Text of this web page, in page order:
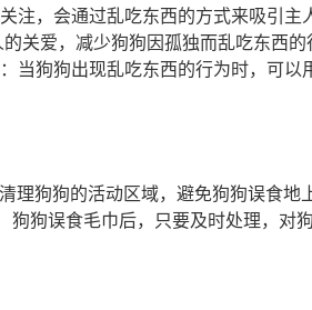
注，会通过乱吃东西的方式来吸引
关爱，减少狗狗因孤独而乱吃东西的
狗狗出现乱吃东西的行为时，可以
狗狗的活动区域，避免狗狗误食地
狗误食毛巾后，只要及时处理，对